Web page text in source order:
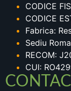
CODICE
CODICE
Fabrica:
Sediu
RECOM:
CUI: